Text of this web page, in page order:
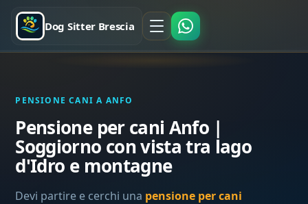
Dog Sitter Brescia
PENSIONE CANI A ANFO
Pensione per cani Anfo |
Soggiorno con vista tra lago
d'Idro e montagne
Devi partire e cerchi una pensione per cani